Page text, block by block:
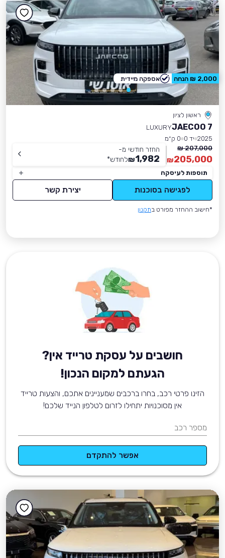
ראשון לציון
JAECOO 7
LUXURY
2025 יד 0
0 ק״מ
207,000 ₪
205,000
₪
החזר חודשי מ-
1,982
₪לחודש*
תוספות לעיסקה
לפגישה בסוכנות יצירת קשר
*חישוב ההחזר מפורט בתקנון
2,000 ₪ הנחה אספקה מיידית
חושבים על עסקת טרייד אין?
הגעתם למקום הנכון!
הזינו פרטי רכב, בחרו ברכבים שמעניינים אתכם, והצעות טרייד
אין מסוכנויות יתחילו לזרום לטלפון הנייד שלכם!
מספר רכב
אפשר להתקדם